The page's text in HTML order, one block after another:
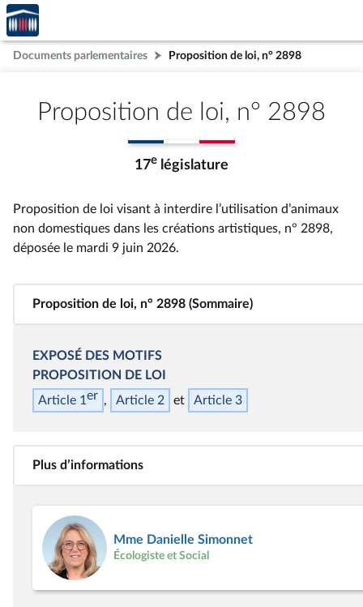
Aller au contenu
Aller en bas de la page
Accèder
à la
page
d'accueil
Documents parlementaires Proposition de loi, n° 2898
Proposition de loi, n° 2898
17e législature
Proposition de loi visant à interdire l’utilisation d’animaux
non domestiques dans les créations artistiques, n° 2898,
déposée le mardi 9 juin 2026.
Proposition de loi, n° 2898 (Sommaire)
EXPOSÉ DES MOTIFS
PROPOSITION DE LOI
Article 1er Article 2 Article 3
Plus d’informations
Mme Danielle Simonnet
Écologiste et Social